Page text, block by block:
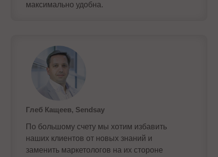
максимально удобна.
Глеб Кащеев, Sendsay
По большому счету мы хотим избавить
наших клиентов от новых знаний и
заменить маркетологов на их стороне